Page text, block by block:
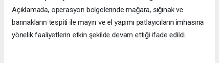
Açıklamada, operasyon bölgelerinde mağara, sığınak ve
barınakların tespiti ile mayın ve el yapımı patlayıcıların imhasına
yönelik faaliyetlerin etkin şekilde devam ettiği ifade edildi.